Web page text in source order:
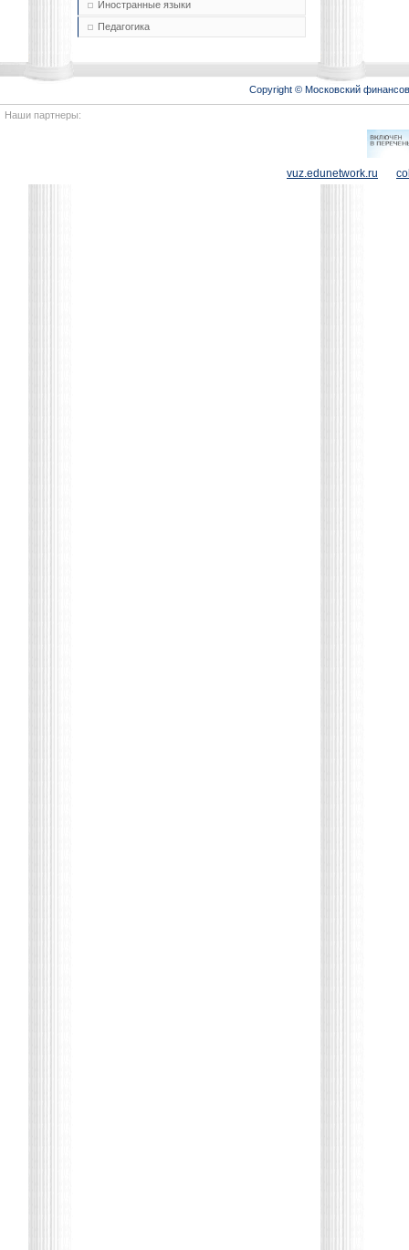
Иностранные языки
Педагогика
Copyright © Московский
Наши партнеры:
vuz.edunetwork.ru